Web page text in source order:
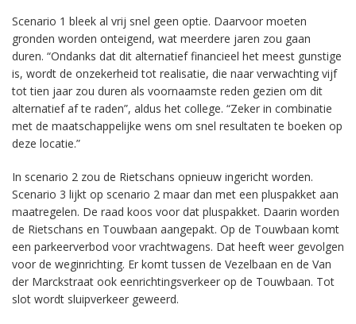
Scenario 1 bleek al vrij snel geen optie. Daarvoor moeten
gronden worden onteigend, wat meerdere jaren zou gaan
duren. “Ondanks dat dit alternatief financieel het meest gunstige
is, wordt de onzekerheid tot realisatie, die naar verwachting vijf
tot tien jaar zou duren als voornaamste reden gezien om dit
alternatief af te raden”, aldus het college. “Zeker in combinatie
met de maatschappelijke wens om snel resultaten te boeken op
deze locatie.”
In scenario 2 zou de Rietschans opnieuw ingericht worden.
Scenario 3 lijkt op scenario 2 maar dan met een pluspakket aan
maatregelen. De raad koos voor dat pluspakket. Daarin worden
de Rietschans en Touwbaan aangepakt. Op de Touwbaan komt
een parkeerverbod voor vrachtwagens. Dat heeft weer gevolgen
voor de weginrichting. Er komt tussen de Vezelbaan en de Van
der Marckstraat ook eenrichtingsverkeer op de Touwbaan. Tot
slot wordt sluipverkeer geweerd.